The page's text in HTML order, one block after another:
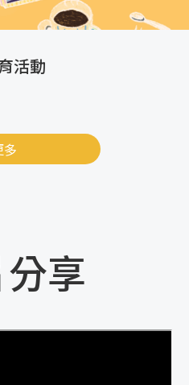
活動
多
享